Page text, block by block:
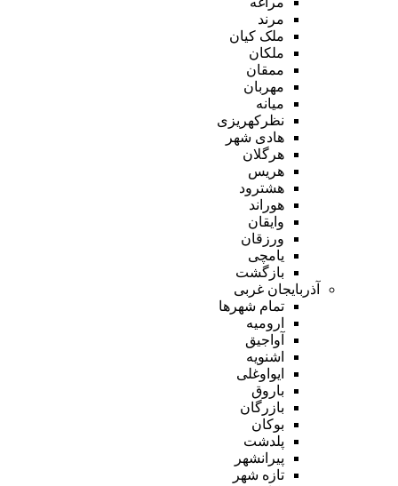
مرند
ملک کیان
ملکان
ممقان
مهربان
میانه
نظرکهریزی
هادی شهر
هرگلان
هریس
هشترود
هوراند
وایقان
ورزقان
یامچی
بازگشت
آذربایجان غربی
تمام شهر‌ها
ارومیه
آواجیق
اشنویه
ایواوغلی
باروق
بازرگان
بوکان
پلدشت
پیرانشهر
تازه شهر